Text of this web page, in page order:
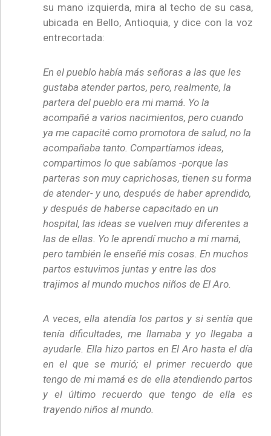
su mano izquierda, mira al techo de su casa,
ubicada en Bello, Antioquia, y dice con la voz
entrecortada:
En el pueblo había más señoras a las que les
gustaba atender partos, pero, realmente, la
partera del pueblo era mi mamá. Yo la
acompañé a varios nacimientos, pero cuando
ya me capacité como promotora de salud, no la
acompañaba tanto. Compartíamos ideas,
compartimos lo que sabíamos -porque las
parteras son muy caprichosas, tienen su forma
de atender- y uno, después de haber aprendido,
y después de haberse capacitado en un
hospital, las ideas se vuelven muy diferentes a
las de ellas. Yo le aprendí mucho a mi mamá,
pero también le enseñé mis cosas. En muchos
partos estuvimos juntas y entre las dos
trajimos al mundo muchos niños de El Aro.
A veces, ella atendía los partos y si sentía que
tenía dificultades, me llamaba y yo llegaba a
ayudarle. Ella hizo partos en El Aro hasta el día
en el que se murió; el primer recuerdo que
tengo de mi mamá es de ella atendiendo partos
y el último recuerdo que tengo de ella es
trayendo niños al mundo.